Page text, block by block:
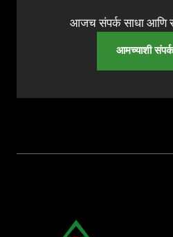
आजच संपर्क साधा आणि
आमच्याशी